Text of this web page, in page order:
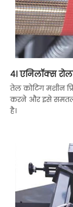
4। एनिलॉक्स
तेल कोटिंग मशीन
करने और इसे समतल
है।